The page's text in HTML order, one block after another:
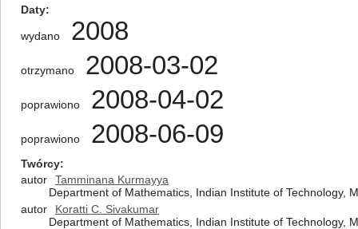
Daty
wydano 2008
otrzymano 2008-03-02
poprawiono 2008-04-02
poprawiono 2008-06-09
Twórcy
autor
Tamminana Kurmayya
Department of Mathematics, Indian Institute of Technology,
autor
Koratti C. Sivakumar
Department of Mathematics, Indian Institute of Technology,